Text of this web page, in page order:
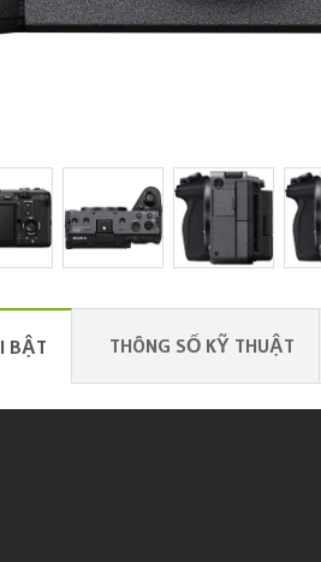
BẬT THÔNG SỐ KỸ THUẬT